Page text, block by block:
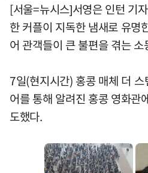
[서울=뉴시스]서영은 인턴 기
한 커플이 지독한 냄새로 유명
어 관객들이 큰 불편을 겪는
7일(현지시간) 홍콩 매체 더
어를 통해 알려진 홍콩 영화관
도했다.